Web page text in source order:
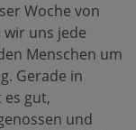
Woche von
wir uns jede
Menschen um
Gerade in
gut,
und